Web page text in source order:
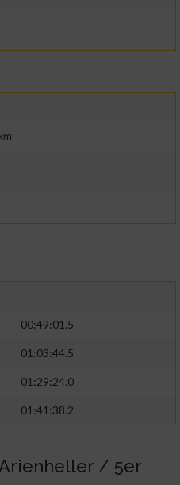
00:49:01.5
01:03:44.5
01:29:24.0
01:41:38.2
/ 5er